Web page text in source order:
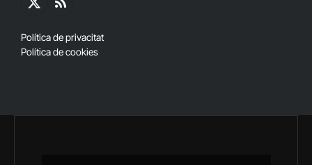
X
RSS
Política de privacitat
Política de cookies